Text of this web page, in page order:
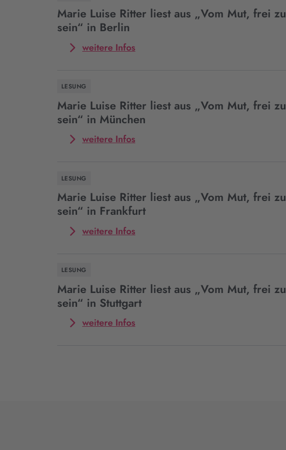
Ritter
Mut,
in
Hamburg
Marie Luise Ritter liest aus „Vom Mut, frei zu
sein“ in Berlin
weitere InfosMehr
Ritter
aus
in
Berlin
LESUNG
Marie Luise Ritter liest aus „Vom Mut, frei zu
sein“ in München
weitere InfosMehr
Ritter
liest
aus
Mut,
in
München
LESUNG
Marie Luise Ritter liest aus „Vom Mut, frei zu
sein“ in Frankfurt
weitere InfosMehr
Ritter
liest
aus
LESUNG
Marie Luise Ritter liest aus „Vom Mut, frei zu
sein“ in Stuttgart
weitere InfosMehr